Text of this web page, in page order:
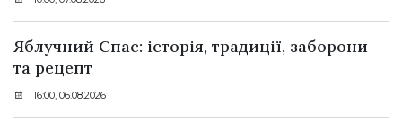
Яблучний Спас: історія, традиції, заборони
та рецепт
16:00, 06.08.2026